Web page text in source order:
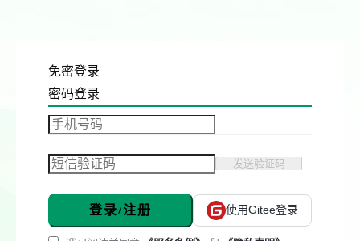
免密登录
密码登录
发送验证码
登录/注册 使用Gitee登录